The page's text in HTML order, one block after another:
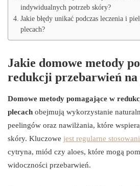
indywidualnych potrzeb skóry?
Jakie błędy unikać podczas leczenia i
plecach?
Jakie domowe metody
redukcji przebarwień na
Domowe metody pomagające w
plecach obejmują wykorzystanie
peelingów oraz nawilżania, które
skóry. Kluczowe jest regularne
cytryna, miód czy aloes, które mogą
widoczności przebarwień.